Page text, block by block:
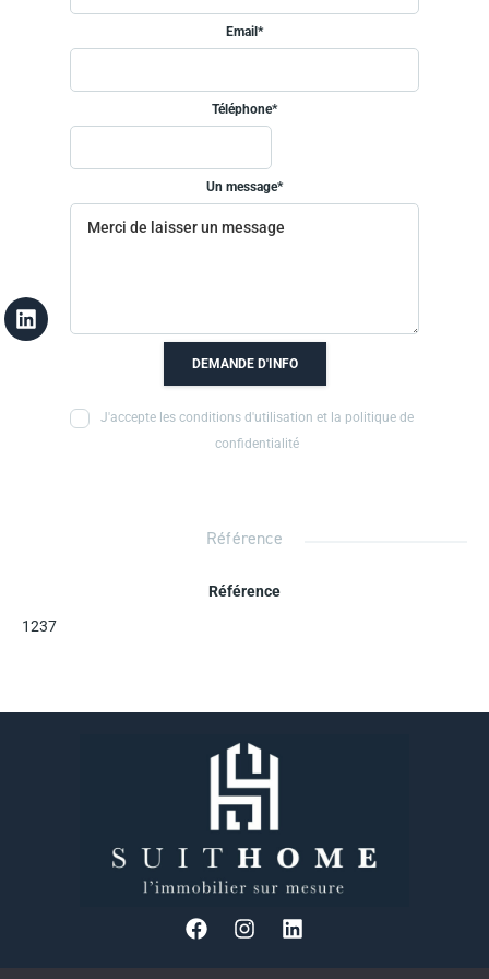
Email*
Téléphone*
Un message*
DEMANDE D'INFO
J'accepte les conditions d'utilisation et la politique de
confidentialité
Référence
Référence
1237